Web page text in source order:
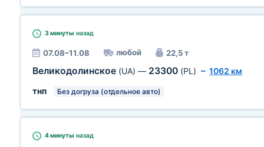
3 минуты назад
07.08–11.08 любой 22,5 т
Великодолинское (UA) — 23300 (PL) ~ 1062 км
тнп
Без догруза (отдельное авто)
4 минуты назад